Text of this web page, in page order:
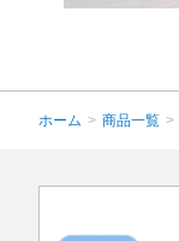
ホーム > 商品一覧 >